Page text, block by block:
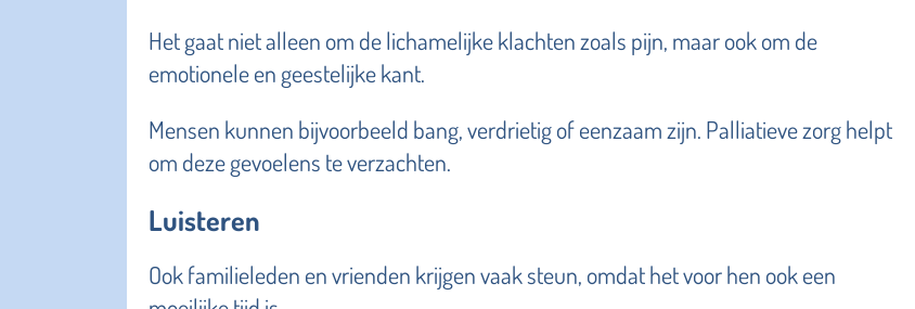
Het gaat niet alleen om de lichamelijke klachten zoals pijn, maar ook om de
emotionele en geestelijke kant.
Mensen kunnen bijvoorbeeld bang, verdrietig of eenzaam zijn. Palliatieve zorg helpt
om deze gevoelens te verzachten.
Luisteren
Ook familieleden en vrienden krijgen vaak steun, omdat het voor hen ook een